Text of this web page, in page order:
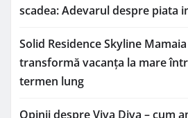
scadea: Adevarul despre piata
Solid Residence Skyline
transformă vacanța la mare
termen lung
Opinii despre Viva Diva – cum